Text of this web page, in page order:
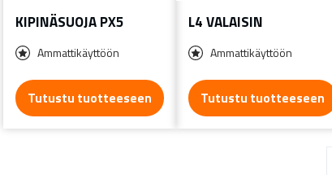
KIPINÄSUOJA PX5
Ammattikäyttöön
Tutustu tuotteeseen
L4 VALAISIN
Ammattikäyttöön
Tutustu tuotteeseen